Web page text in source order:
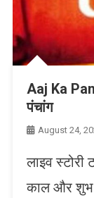
Aaj Ka
पंचांग
August 24,
लाइव स्टोरी
काल और शुभ